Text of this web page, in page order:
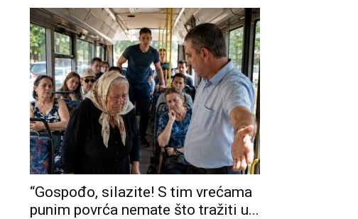
“Gospođo, silazite! S tim vrećama
punim povrća nemate što tražiti u...